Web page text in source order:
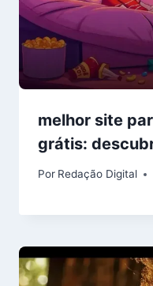
melhor site
grátis:
Por Redação Digital